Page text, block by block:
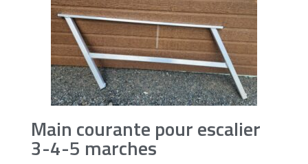
Main courante pour escalier
3-4-5 marches